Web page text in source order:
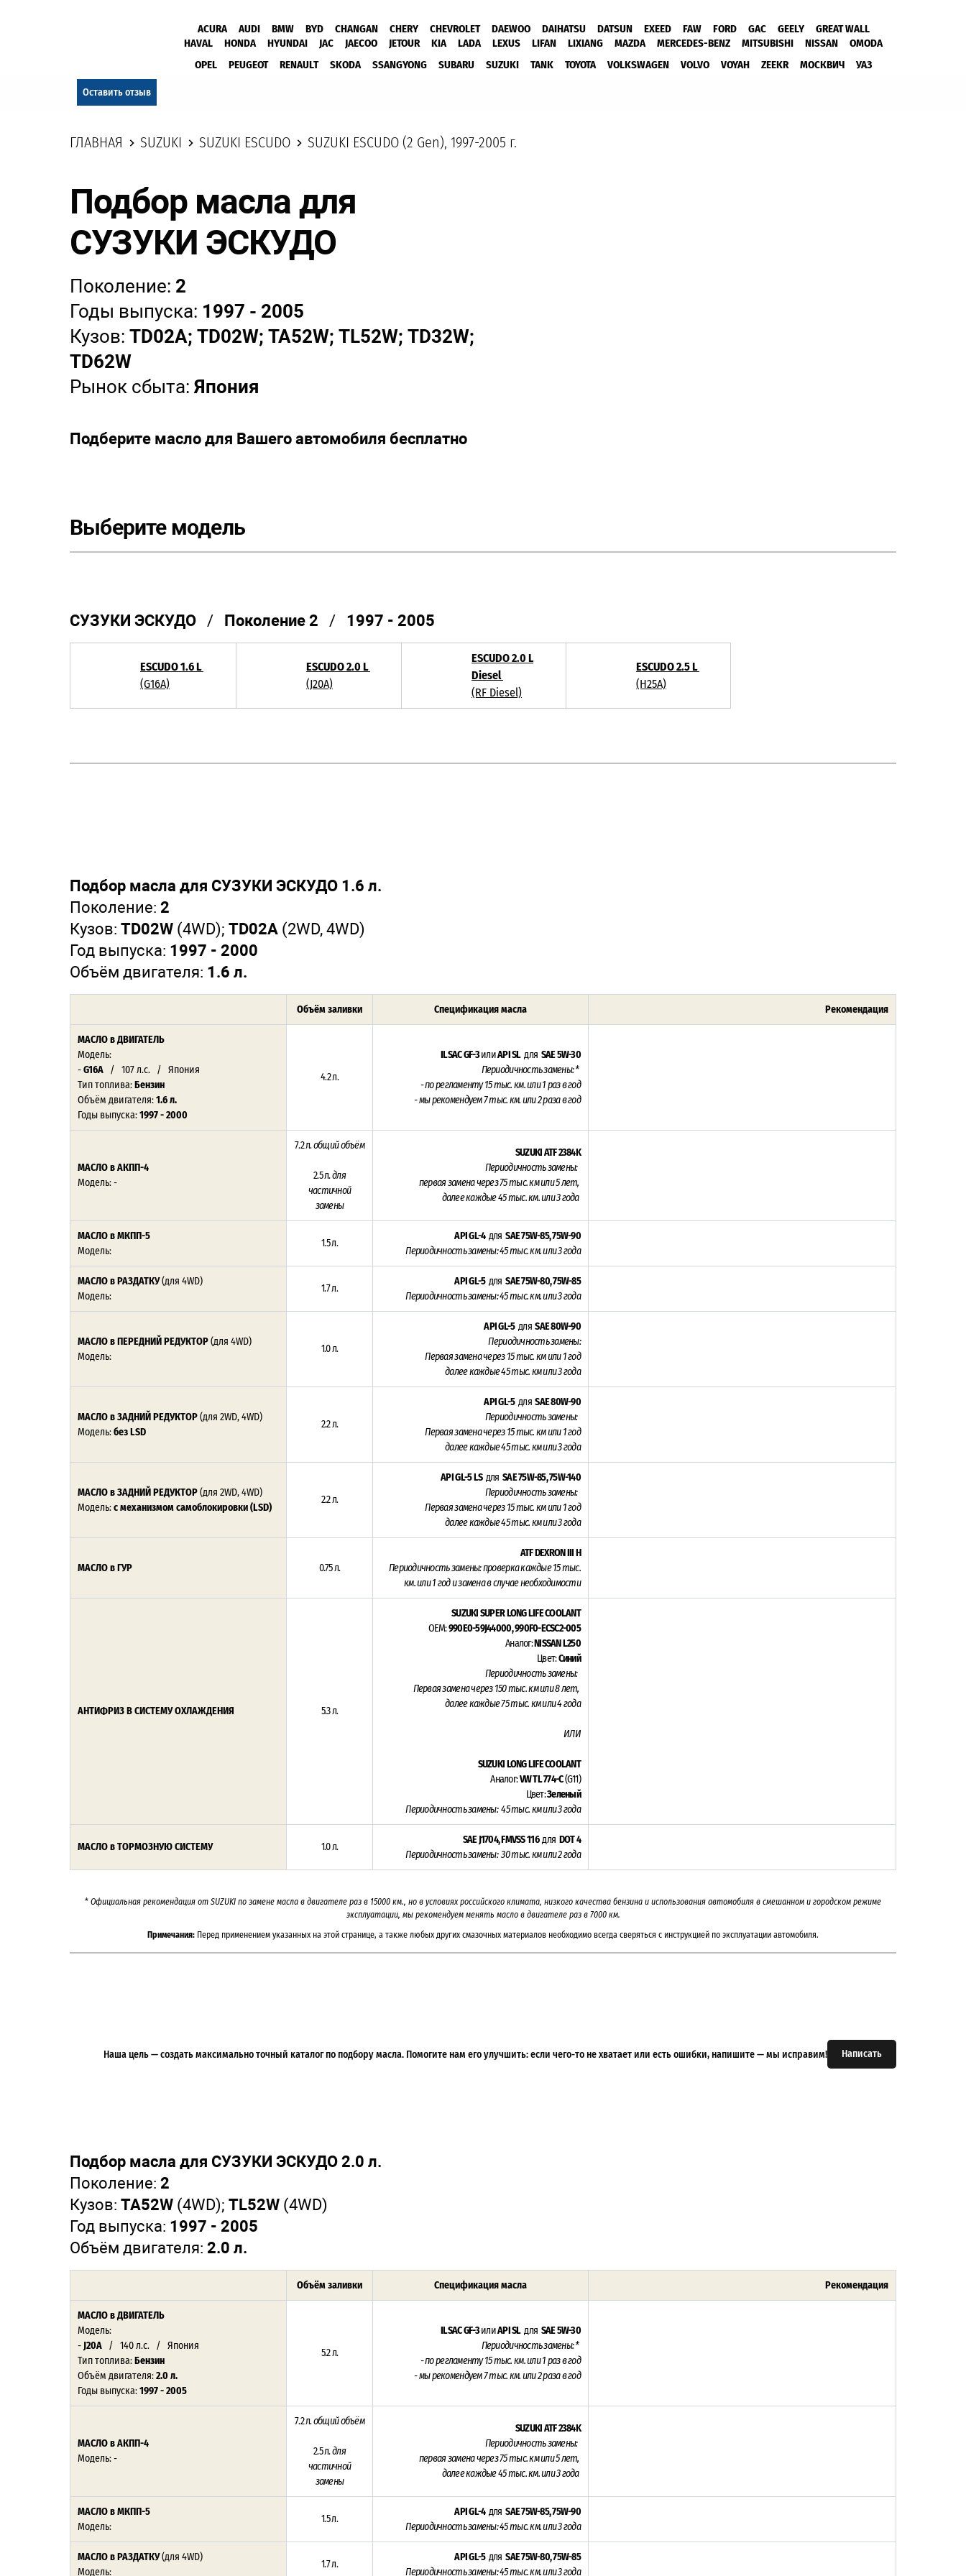
ACURA AUDI BMW BYD CHANGAN CHERY CHEVROLET DAEWOO DAIHATSU DATSUN EXEED FAW FORD GAC GEELY
GREAT WALL
HAVAL
HONDA HYUNDAI JAC JAECOO JETOUR KIA LADA LEXUS LIFAN LIXIANG MAZDA MERCEDES-BENZ MITSUBISHI NISSAN
OMODA
OPEL
PEUGEOT RENAULT SKODA SSANGYONG SUBARU SUZUKI TANK TOYOTA VOLKSWAGEN VOLVO VOYAH ZEEKR МОСКВИЧ УАЗ
Оставить отзыв
ГЛАВНАЯ SUZUKI SUZUKI ESCUDO SUZUKI ESCUDO (2 Gen), 1997-2005 г.
Подбор масла для
СУЗУКИ ЭСКУДО
Поколение: 2
Годы выпуска: 1997 - 2005
Кузов: TD02A; TD02W; TA52W; TL52W; TD32W;
TD62W
Рынок сбыта:Япония
Подберите масло для Вашего автомобиля бесплатно
Выберите модель
СУЗУКИ ЭСКУДО / Поколение 2 / 1997 - 2005
ESCUDO 1.6 L
(G16A)
ESCUDO 2.0 L
(J20A)
ESCUDO 2.0 L
Diesel
(RF Diesel)
ESCUDO 2.5 L
(H25A)
Подбор масла для СУЗУКИ ЭСКУДО 1.6 л.
Поколение: 2
Кузов: TD02W (4WD); TD02A (2WD, 4WD)
Год выпуска: 1997 - 2000
Объём двигателя: 1.6 л.
Объём заливки Спецификация масла Рекомендация
МАСЛО в ДВИГАТЕЛЬ
Модель:
-G16A / 107 л.с. / Япония
Тип топлива:Бензин
Объём двигателя:1.6 л.
Годы выпуска:1997 - 2000
4.2 л.
ILSAC GF-3илиAPI SLдля SAE 5W-30
Периодичность замены: *
- по регламенту 15тыс. км. или 1 раз в год
- мы рекомендуем 7 тыс. км. или 2 раза в год
МАСЛО в АКПП-4
Модель: -
7.2 л.общий объём
2.5 л.для
частичной
замены
SUZUKI ATF 2384K
Периодичность замены:
первая замена через 75тыс. км или 5 лет,
далее каждые 45 тыс. км. или 3 года
МАСЛО в МКПП-5
Модель:
1.5 л.
API GL-4для SAE 75W-85, 75W-90
Периодичность замены: 45тыс. км. или 3 года
МАСЛО в РАЗДАТКУ(для 4WD)
Модель:
1.7 л.
API GL-5дляSAE 75W-80, 75W-85
Периодичность замены: 45тыс. км. или 3 года
МАСЛО в ПЕРЕДНИЙ РЕДУКТОР(для 4WD)
Модель:
1.0 л.
API GL-5дляSAE 80W-90
Периодичность замены:
Первая замена через 15тыс. км или 1 год
далее каждые 45 тыс. км или 3 года
МАСЛО в ЗАДНИЙ РЕДУКТОР(для 2WD, 4WD)
Модель:без LSD
2.2 л.
API GL-5дляSAE 80W-90
Периодичность замены:
Первая замена через 15тыс. км или 1 год
далее каждые 45 тыс. км или 3 года
МАСЛО в ЗАДНИЙ РЕДУКТОР(для 2WD, 4WD)
Модель:с механизмом самоблокировки (LSD)
2.2 л.
API GL-5 LSдля SAE 75W-85, 75W-140
Периодичность замены:
Первая замена через 15тыс. км или 1 год
далее каждые 45 тыс. км или 3 года
МАСЛО в ГУР 0.75 л.
ATF DEXRON III H
Периодичность замены: проверка каждые 15тыс.
км. или 1 год и замена в случае необходимости
АНТИФРИЗ В СИСТЕМУ ОХЛАЖДЕНИЯ 5.3 л.
SUZUKI SUPER LONG LIFE COOLANT
OEM:990E0-59J44000, 990F0-ECSC2-005
Аналог:NISSAN L250
Цвет:Синий
Периодичность замены:
Первая замена через 150 тыс. км или 8лет,
далее каждые 75 тыс. км или 4 года
ИЛИ
SUZUKI LONG LIFE COOLANT
Аналог:VW TL 774-C(G11)
Цвет:Зеленый
Периодичность замены:45тыс. км или 3года
МАСЛО в ТОРМОЗНУЮ СИСТЕМУ 1.0 л.
SAE J1704, FMVSS 116для DOT 4
Периодичность замены: 30 тыс. км или 2 года
* Официальная рекомендация от SUZUKI по замене масла в двигателе раз в 15000 км., но в условиях российского климата, низкого качества бензина и использования автомобиля в смешанном и городском режиме
эксплуатации, мы рекомендуем менять масло в двигателе раз в 7000км.
Примечания: Перед применением указанных на этой странице, а также любых других смазочных материалов необходимо всегда сверяться с инструкцией по эксплуатации автомобиля.
Написать
Наша цель — создать максимально точный каталог по подбору масла. Помогите нам его улучшить: если чего-то не хватает или есть ошибки, напишите — мы исправим!
Подбор масла для СУЗУКИ ЭСКУДО 2.0 л.
Поколение: 2
Кузов: TA52W (4WD); TL52W (4WD)
Год выпуска: 1997 - 2005
Объём двигателя: 2.0 л.
Объём заливки Спецификация масла Рекомендация
МАСЛО в ДВИГАТЕЛЬ
Модель:
- J20A / 140 л.с. / Япония
Тип топлива:Бензин
Объём двигателя:2.0 л.
Годы выпуска:1997 - 2005
5.2 л.
ILSAC GF-3илиAPI SLдля SAE 5W-30
Периодичность замены: *
- по регламенту 15тыс. км. или 1 раз в год
- мы рекомендуем 7 тыс. км. или 2 раза в год
МАСЛО в АКПП-4
Модель: -
7.2 л.общий объём
2.5 л.для
частичной
замены
SUZUKI ATF 2384K
Периодичность замены:
первая замена через 75тыс. км или 5 лет,
далее каждые 45 тыс. км. или 3 года
МАСЛО в МКПП-5
Модель:
1.5 л.
API GL-4для SAE 75W-85, 75W-90
Периодичность замены: 45тыс. км. или 3 года
МАСЛО в РАЗДАТКУ(для 4WD)
Модель:
1.7 л.
API GL-5дляSAE 75W-80, 75W-85
Периодичность замены: 45тыс. км. или 3 года